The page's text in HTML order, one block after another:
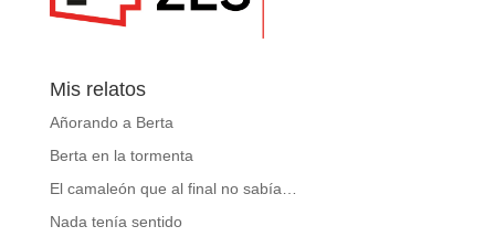
Mis relatos
Añorando a Berta
Berta en la tormenta
El camaleón que al final no sabía…
Nada tenía sentido